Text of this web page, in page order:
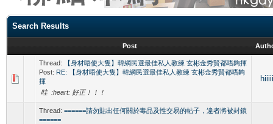
Search Results
Post
Thread:
【身材唔使大隻】韓網民選最佳私人教練 玄彬金秀賢都唔夠揮
Post: RE: 【身材唔使大隻】韓網民選最佳私人教練 玄彬金秀賢都唔夠
揮
哇 :heart: 好正！！！
hiiiii
Thread: ======請勿貼出任何關於毒品及性交易的帖子，違者將被封鎖
======